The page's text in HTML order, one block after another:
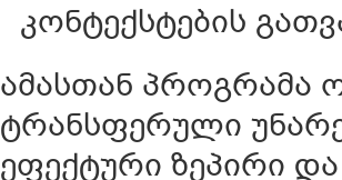
კონტექსტების
ამასთან პროგრამა
ტრანსფერული
ეფექტური ზეპირი